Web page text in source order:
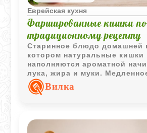
Еврейская кухня
Фаршированные кишки по
традиционному рецепту
Старинное блюдо домашней
котором натуральные кишки
наполняются ароматной
лука, жира и муки.
делает начинку сочной, а
насыщенной и ароматной.
Вилка